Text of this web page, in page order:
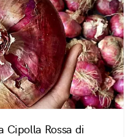
Cipolla Rossa di